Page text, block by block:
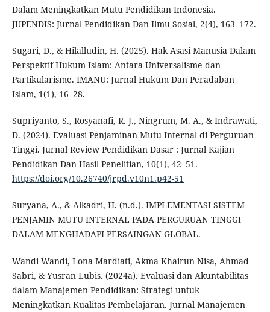
Dalam Meningkatkan Mutu Pendidikan Indonesia.
JUPENDIS: Jurnal Pendidikan Dan Ilmu Sosial, 2(4), 163–172.
Sugari, D., & Hilalludin, H. (2025). Hak Asasi Manusia Dalam
Perspektif Hukum Islam: Antara Universalisme dan
Partikularisme. IMANU: Jurnal Hukum Dan Peradaban
Islam, 1(1), 16–28.
Supriyanto, S., Rosyanafi, R. J., Ningrum, M. A., & Indrawati,
D. (2024). Evaluasi Penjaminan Mutu Internal di Perguruan
Tinggi. Jurnal Review Pendidikan Dasar : Jurnal Kajian
Pendidikan Dan Hasil Penelitian, 10(1), 42–51.
https://doi.org/10.26740/jrpd.v10n1.p42-51
Suryana, A., & Alkadri, H. (n.d.). IMPLEMENTASI SISTEM
PENJAMIN MUTU INTERNAL PADA PERGURUAN TINGGI
DALAM MENGHADAPI PERSAINGAN GLOBAL.
Wandi Wandi, Lona Mardiati, Akma Khairun Nisa, Ahmad
Sabri, & Yusran Lubis. (2024a). Evaluasi dan Akuntabilitas
dalam Manajemen Pendidikan: Strategi untuk
Meningkatkan Kualitas Pembelajaran. Jurnal Manajemen